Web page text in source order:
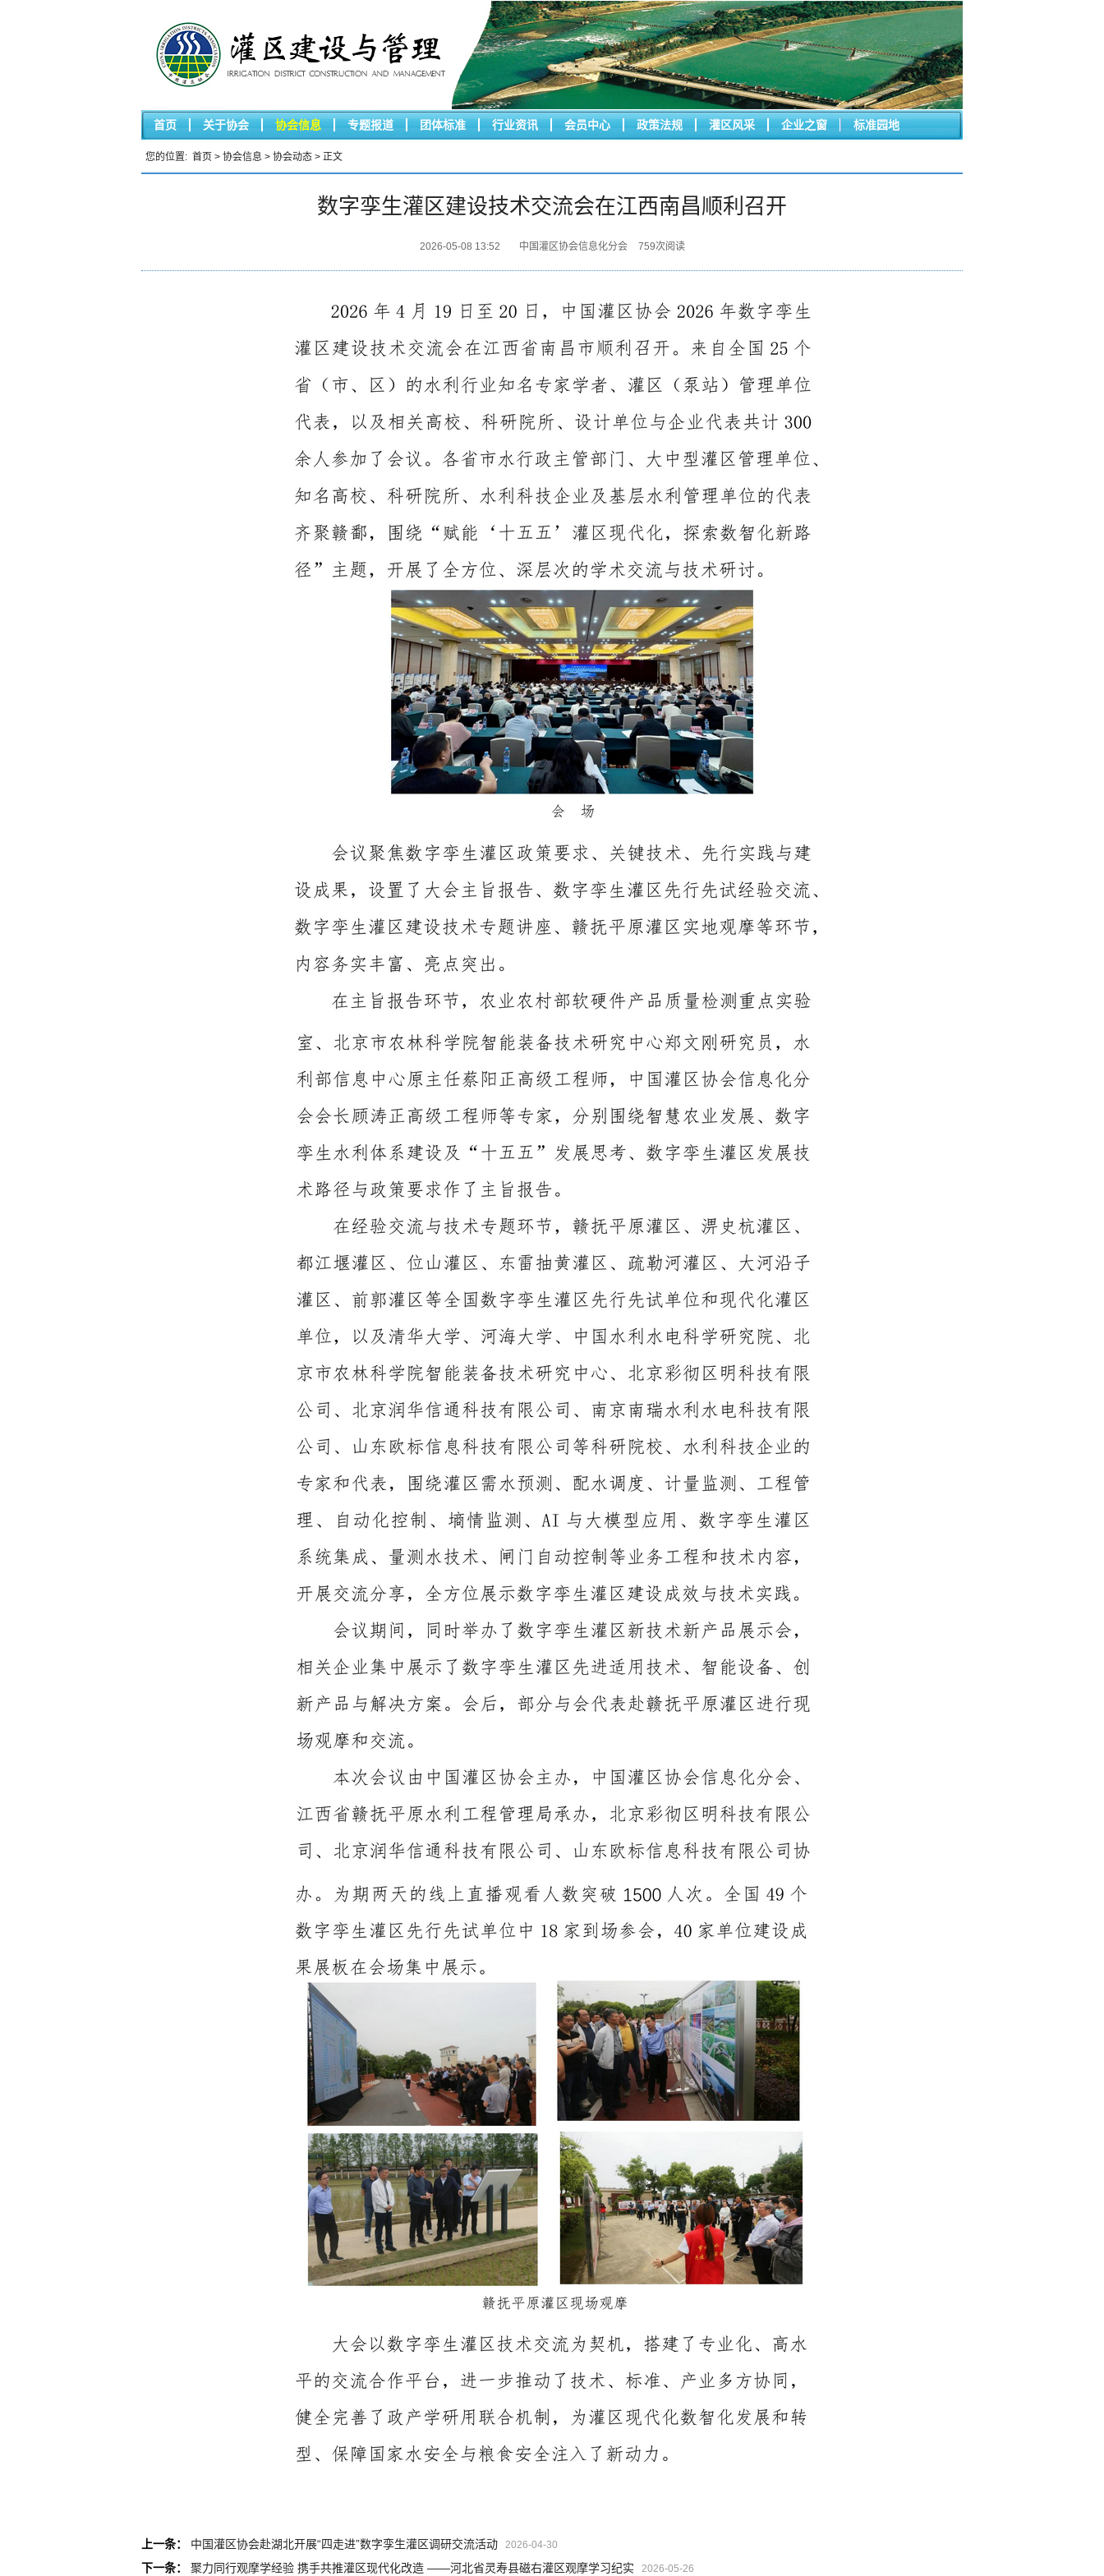
首页 关于协会 协会信息 专题报道 团体标准 行业资讯 会员中心 政策法规 灌区风采 企业之窗 标准园地
您的位置: 首页 > 协会信息 > 协会动态 > 正文
数字孪生灌区建设技术交流会在江西南昌顺利召开
2026-05-08 13:52 中国灌区协会信息化分会 759次阅读
上一条： 中国灌区协会赴湖北开展“四走进”数字孪生灌区调研交流活动 2026-04-30
下一条： 聚力同行观摩学经验 携手共推灌区现代化改造 ——河北省灵寿县磁右灌区观摩学习纪实 2026-05-26